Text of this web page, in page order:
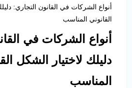
أنواع الشركات في القانون التجاري:
القانوني المناسب
أنواع الشركات في
دليلك لاختيار الشكل
المناسب